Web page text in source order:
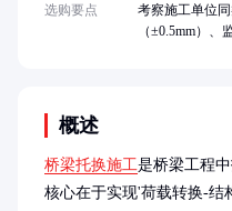
概述
桥梁托换施工是桥梁工程
核心在于实现'荷载转换-结
选购要点
考察施工单位
（±0.5mm）、